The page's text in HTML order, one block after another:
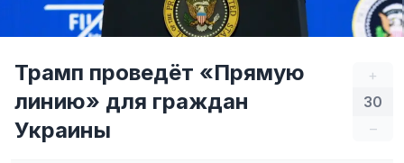
+
30
–
Трамп проведёт «Прямую
линию» для граждан
Украины